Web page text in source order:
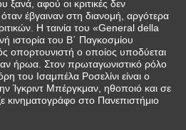
ξανά, αφού οι κριτικές δεν
όταν έβγαιναν στη διανομή, αργότερα
Η ταινία του «General della
ιστορία του Β΄ Παγκοσμίου
οπορτουνιστή ο οποίος υποδύεται
ήρωα. Στον πρωταγωνιστικό ρόλο
του Ισαμπέλα Ροσελίνι είναι ο
Ίγκριντ Μπέργκμαν, ηθοποιό και σε
κινηματογράφο στο Πανεπιστήμιο